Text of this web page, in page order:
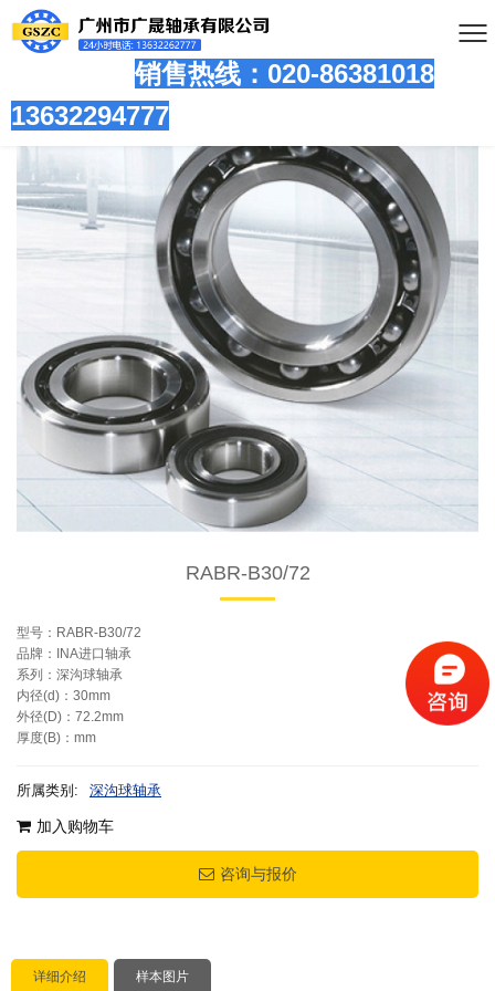
销售热线：020-86381018
13632294777
RABR-B30/72
型号：RABR-B30/72
品牌：INA进口轴承
系列：深沟球轴承
内径(d)：30mm
外径(D)：72.2mm
厚度(B)：mm
所属类别: 深沟球轴承
加入购物车
咨询与报价
详细介绍 样本图片